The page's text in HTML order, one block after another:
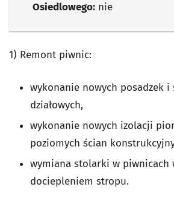
Osiedlowego: nie
1) Remont piwnic:
wykonanie nowych posadzek i
działowych,
wykonanie nowych izolacji
poziomych ścian
wymiana stolarki w piwnicach
dociepleniem stropu.